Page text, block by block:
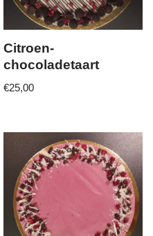
Citroen-
chocoladetaart
€25,00